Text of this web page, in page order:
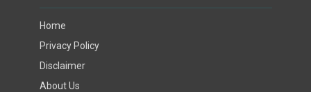
Home
Privacy Policy
Disclaimer
About Us